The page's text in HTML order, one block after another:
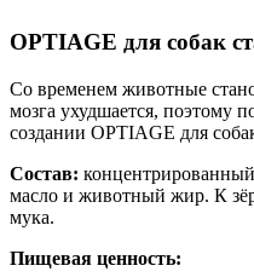
OPTIAGE для собак
Со временем животные
мозга ухудшается, поэтому
создании OPTIAGE для
Состав:
масло и животный жир. К
мука.
Пищевая ценность: